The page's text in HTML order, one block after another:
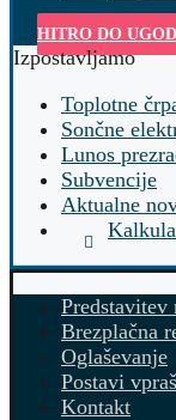
HITRO DO
Izpostavljamo
Toplotne
Sončne
Lunos
Subvencije
Aktualne
Predstavitev
Brezplačna
Oglaševanje
Postavi
Kontakt